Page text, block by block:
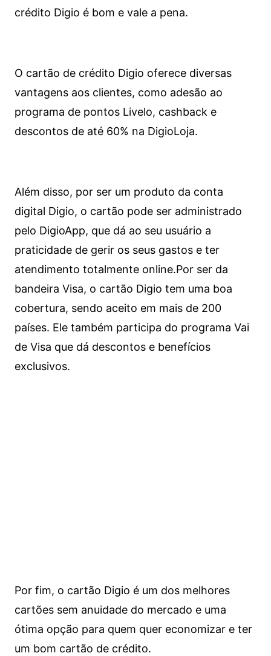
crédito Digio é bom e vale a pena.
O cartão de crédito Digio oferece diversas
vantagens aos clientes, como adesão ao
programa de pontos Livelo, cashback e
descontos de até 60% na DigioLoja.
Além disso, por ser um produto da conta
digital Digio, o cartão pode ser administrado
pelo DigioApp, que dá ao seu usuário a
praticidade de gerir os seus gastos e ter
atendimento totalmente online.Por ser da
bandeira Visa, o cartão Digio tem uma boa
cobertura, sendo aceito em mais de 200
países. Ele também participa do programa Vai
de Visa que dá descontos e benefícios
exclusivos.
Por fim, o cartão Digio é um dos melhores
cartões sem anuidade do mercado e uma
ótima opção para quem quer economizar e ter
um bom cartão de crédito.